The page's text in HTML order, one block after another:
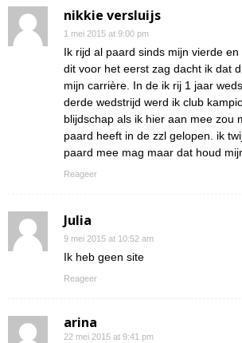
nikkie versluijs
1 mei 2015 at 9:00 pm
Ik rijd al paard sinds mijn vierde
dit voor het eerst zag dacht ik dat
mijn carrière. In de ik rij 1 jaar
derde wedstrijd werd ik club
blijdschap als ik hier aan mee zou
paard heeft in de zzl gelopen. ik
paard mee mag maar dat houd
Reageer
Julia
9 mei 2015 at 10:52 am
Ik heb geen site
Reageer
arina
22 mei 2015 at 9:41 pm